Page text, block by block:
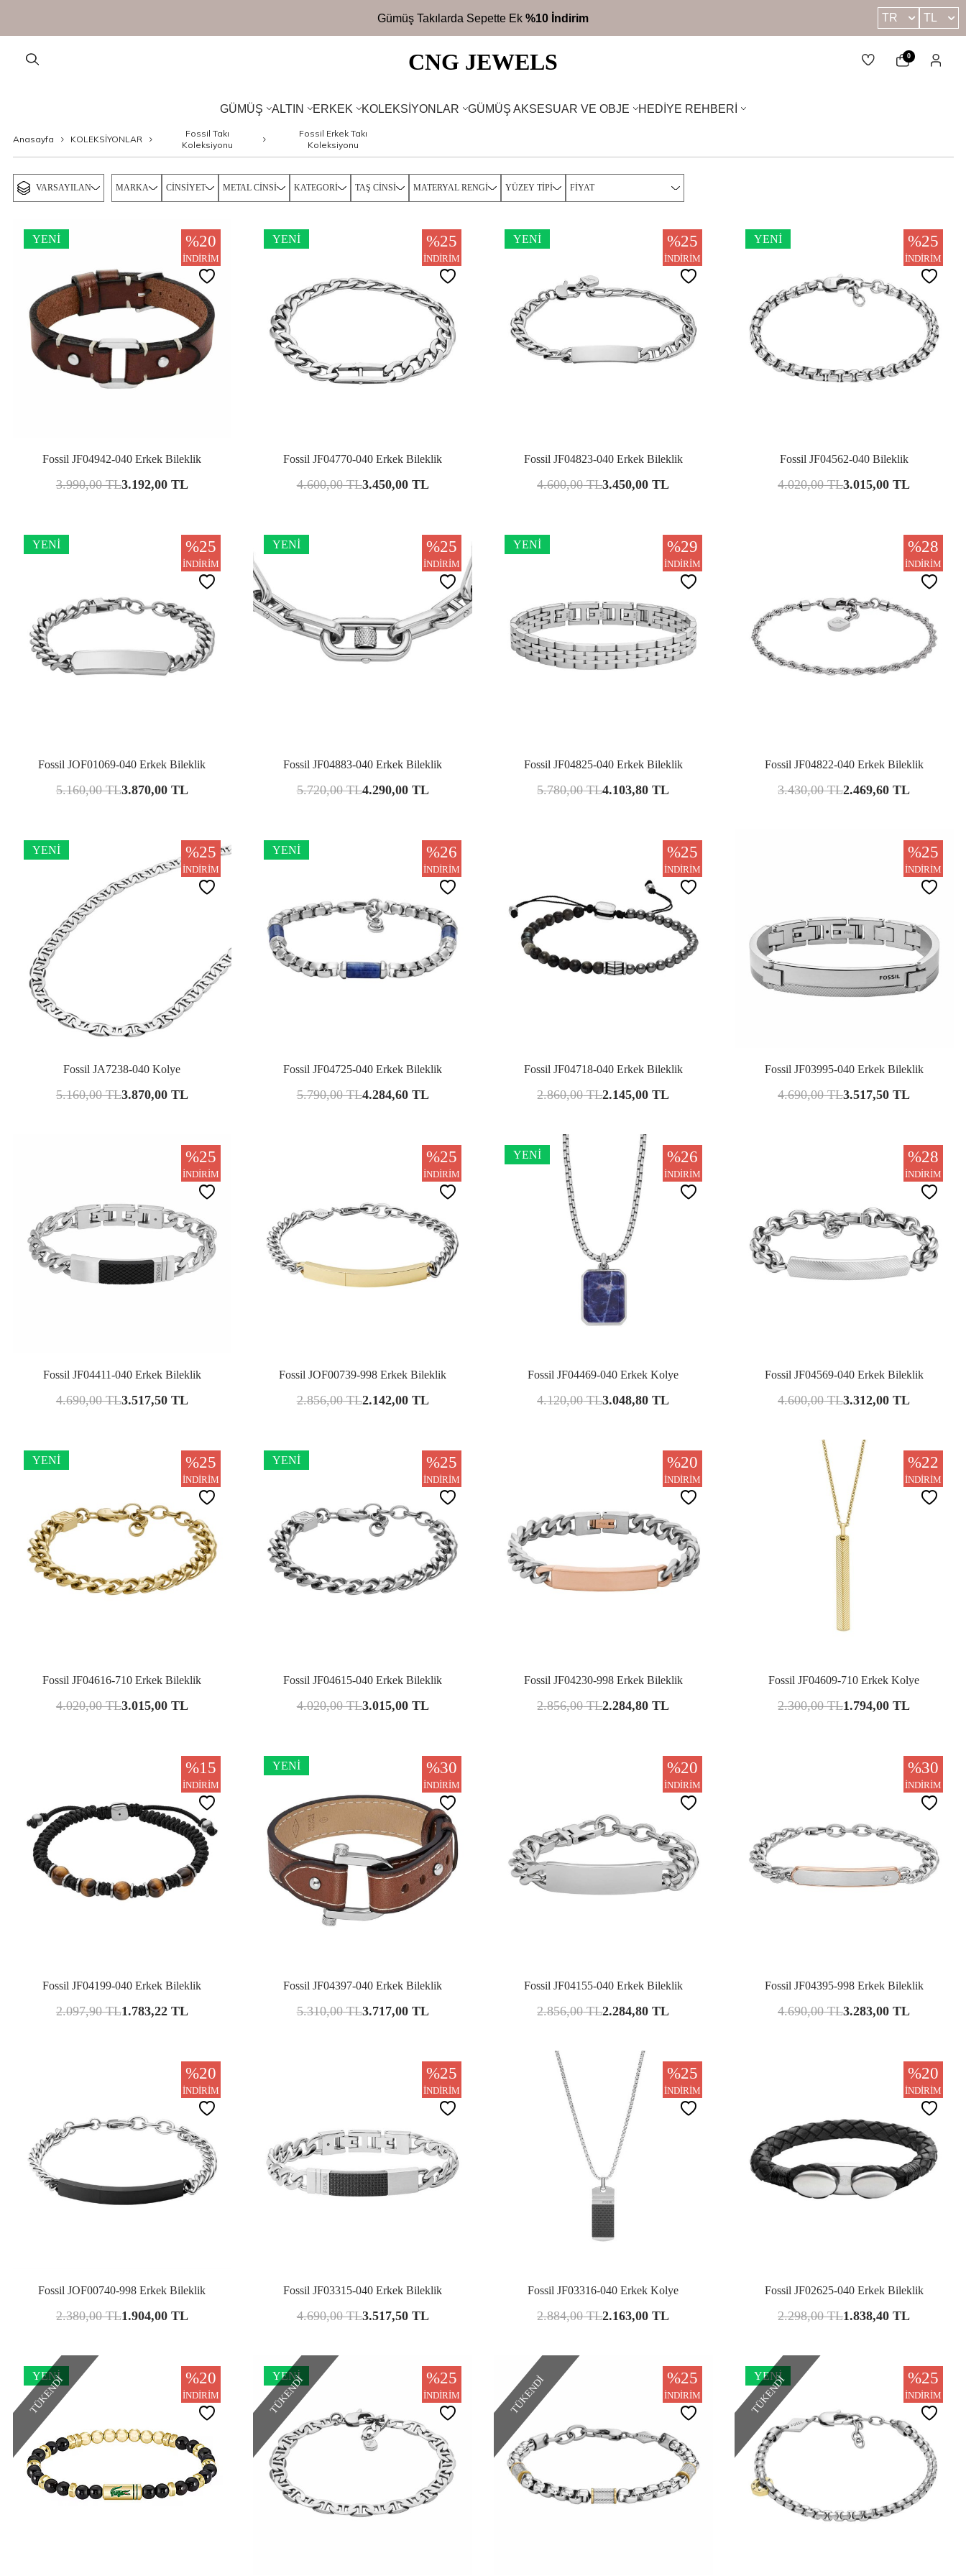
2700TLÜzeri Ücretsiz Kargo TR TL
CNG JEWELS 0
GÜMÜŞ ALTIN ERKEK KOLEKSIYONLAR GÜMÜŞ AKSESUAR VE OBJE HEDIYE REHBERI
Anasayfa KOLEKSİYONLAR
Fossil Takı
Koleksiyonu
Fossil Erkek Takı
Koleksiyonu
VARSAYILAN MARKA CINSIYET METAL CINSI KATEGORI TAŞ CINSI MATERYAL RENGI YÜZEY TIPI FIYAT
YENI %20
İNDIRIM
Fossil JF04942-040 Erkek Bileklik
3.990,00TL3.192,00TL
YENI %25
İNDIRIM
Fossil JF04770-040 Erkek Bileklik
4.600,00TL3.450,00TL
YENI %25
İNDIRIM
Fossil JF04823-040 Erkek Bileklik
4.600,00TL3.450,00 TL
YENI %25
İNDIRIM
Fossil JF04562-040 Bileklik
4.020,00TL3.015,00 TL
YENI %25
İNDIRIM
Fossil JOF01069-040 Erkek Bileklik
5.160,00TL3.870,00TL
YENI %25
İNDIRIM
Fossil JF04883-040 Erkek Bileklik
5.720,00TL4.290,00TL
YENI %29
İNDIRIM
Fossil JF04825-040 Erkek Bileklik
5.780,00TL4.103,80 TL
%28
İNDIRIM
Fossil JF04822-040 Erkek Bileklik
3.430,00TL2.469,60 TL
YENI %25
İNDIRIM
Fossil JA7238-040 Kolye
5.160,00TL3.870,00TL
YENI %26
İNDIRIM
Fossil JF04725-040 Erkek Bileklik
5.790,00TL4.284,60TL
%25
İNDIRIM
Fossil JF04718-040 Erkek Bileklik
2.860,00TL2.145,00 TL
%25
İNDIRIM
Fossil JF03995-040 Erkek Bileklik
4.690,00TL3.517,50 TL
%25
İNDIRIM
Fossil JF04411-040 Erkek Bileklik
4.690,00TL3.517,50TL
%25
İNDIRIM
Fossil JOF00739-998 Erkek Bileklik
2.856,00TL2.142,00TL
YENI %26
İNDIRIM
Fossil JF04469-040 Erkek Kolye
4.120,00TL3.048,80 TL
%28
İNDIRIM
Fossil JF04569-040 Erkek Bileklik
4.600,00TL3.312,00 TL
YENI %25
İNDIRIM
Fossil JF04616-710 Erkek Bileklik
4.020,00TL3.015,00TL
YENI %25
İNDIRIM
Fossil JF04615-040 Erkek Bileklik
4.020,00TL3.015,00TL
%20
İNDIRIM
Fossil JF04230-998 Erkek Bileklik
2.856,00TL2.284,80 TL
%22
İNDIRIM
Fossil JF04609-710 Erkek Kolye
2.300,00TL1.794,00 TL
%15
İNDIRIM
Fossil JF04199-040 Erkek Bileklik
2.097,90TL1.783,22TL
YENI %30
İNDIRIM
Fossil JF04397-040 Erkek Bileklik
5.310,00TL3.717,00TL
%20
İNDIRIM
Fossil JF04155-040 Erkek Bileklik
2.856,00TL2.284,80 TL
%30
İNDIRIM
Fossil JF04395-998 Erkek Bileklik
4.690,00TL3.283,00 TL
%20
İNDIRIM
Fossil JOF00740-998 Erkek Bileklik
2.380,00TL1.904,00TL
%25
İNDIRIM
Fossil JF03315-040 Erkek Bileklik
4.690,00TL3.517,50TL
%25
İNDIRIM
Fossil JF03316-040 Erkek Kolye
2.884,00TL2.163,00 TL
%20
İNDIRIM
Fossil JF02625-040 Erkek Bileklik
2.298,00TL1.838,40 TL
YENI
TÜKENDI %20
İNDIRIM
YENI
TÜKENDI %25
İNDIRIM TÜKENDI %25
İNDIRIM
YENI
TÜKENDI %25
İNDIRIM